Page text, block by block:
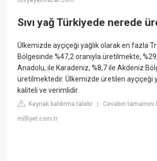
Sıvı yağ Türkiyede nerede
Ülkemizde ayçiçeği yağlık olarak en fazla
Bölgesinde %47,2 oranıyla üretilmekte,
Anadolu, ile Karadeniz, %8,7 ile Akdeniz
üretilmektedir. Ülkemizde üretilen ayçiçeği
kaliteli ve verimlidir.
Kaynak kaldırma talebi |Cevabın
milliyet.com.tr